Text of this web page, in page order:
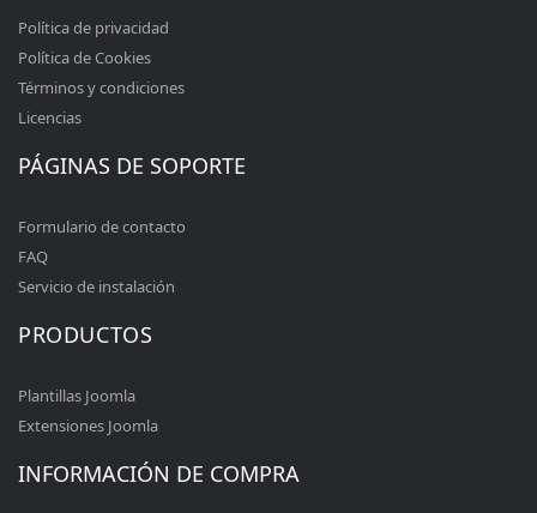
Política de privacidad
Política de Cookies
Términos y condiciones
Licencias
PÁGINAS DE SOPORTE
Formulario de contacto
FAQ
Servicio de instalación
PRODUCTOS
Plantillas Joomla
Extensiones Joomla
INFORMACIÓN DE COMPRA